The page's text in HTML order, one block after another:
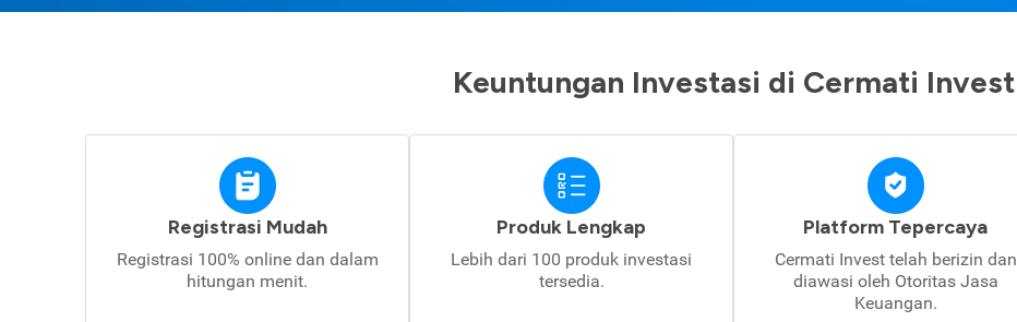
Keuntungan Investasi di Cermati Invest
Registrasi Mudah
Registrasi 100% online dan dalam
hitungan menit.
Produk Lengkap
Lebih dari 100 produk investasi
tersedia.
Platform Tepercaya
Cermati Invest telah berizin dan
diawasi oleh Otoritas Jasa
Keuangan.